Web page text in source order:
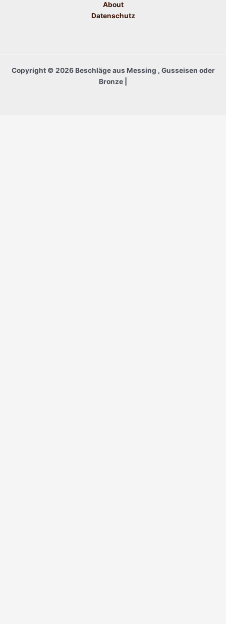
About
Datenschutz
Copyright © 2026 Beschläge aus Messing , Gusseisen oder
Bronze |